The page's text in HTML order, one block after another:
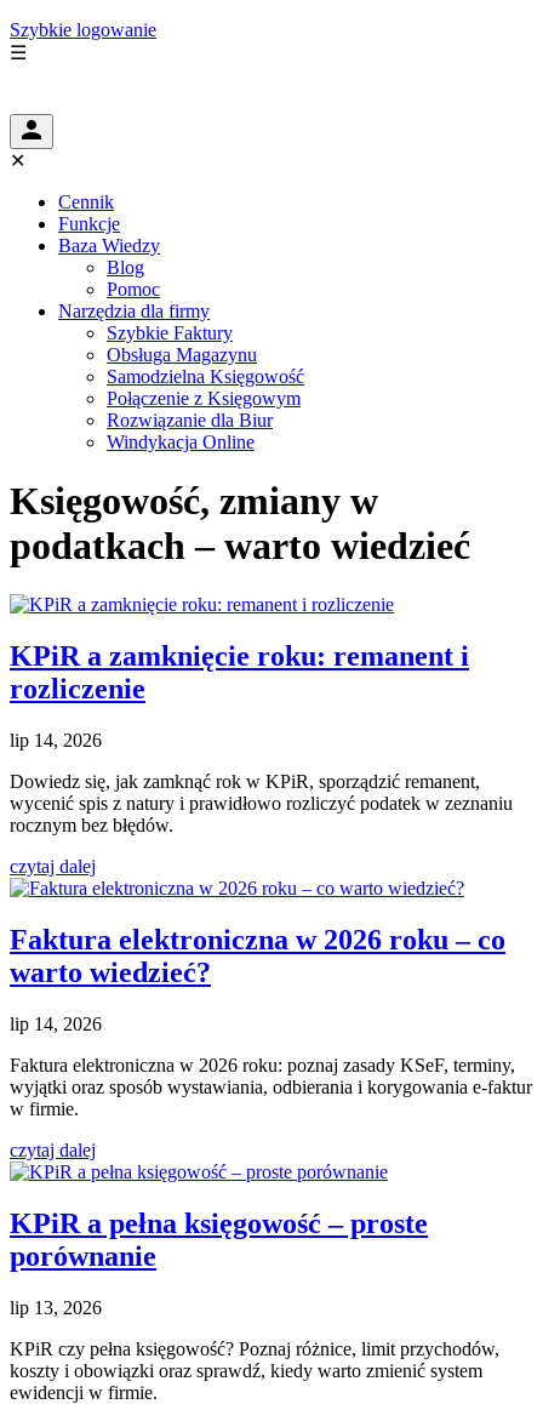
Szybkie logowanie
☰
✕
Cennik
Funkcje
Baza Wiedzy
Blog
Pomoc
Narzędzia dla firmy
Szybkie Faktury
Obsługa Magazynu
Samodzielna Księgowość
Połączenie z Księgowym
Rozwiązanie dla Biur
Windykacja Online
Księgowość, zmiany w
podatkach – warto wiedzieć
KPiR a zamknięcie roku: remanent i
rozliczenie
lip 14, 2026
Dowiedz się, jak zamknąć rok w KPiR, sporządzić remanent,
wycenić spis z natury i prawidłowo rozliczyć podatek w zeznaniu
rocznym bez błędów.
czytaj dalej
Faktura elektroniczna w 2026 roku – co
warto wiedzieć?
lip 14, 2026
Faktura elektroniczna w 2026 roku: poznaj zasady KSeF, terminy,
wyjątki oraz sposób wystawiania, odbierania i korygowania e-faktur
w firmie.
czytaj dalej
KPiR a pełna księgowość – proste
porównanie
lip 13, 2026
KPiR czy pełna księgowość? Poznaj różnice, limit przychodów,
koszty i obowiązki oraz sprawdź, kiedy warto zmienić system
ewidencji w firmie.